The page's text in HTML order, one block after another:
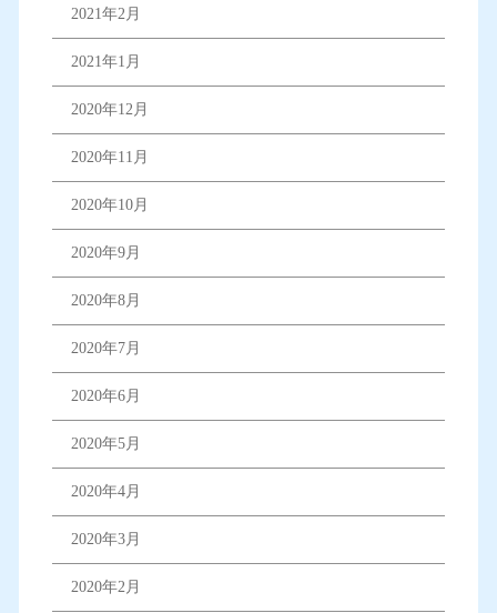
2021年2月
2021年1月
2020年12月
2020年11月
2020年10月
2020年9月
2020年8月
2020年7月
2020年6月
2020年5月
2020年4月
2020年3月
2020年2月